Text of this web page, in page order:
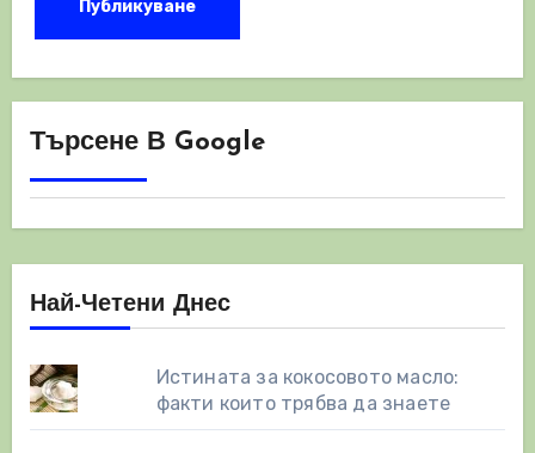
Търсене В Google
Най-Четени Днес
Истината за кокосовото масло:
факти които трябва да знаете